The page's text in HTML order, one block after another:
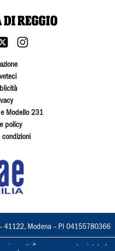
Modello 231
policy
condizioni
– 41122, Modena – PI 04155780366
È espressamente vietata la